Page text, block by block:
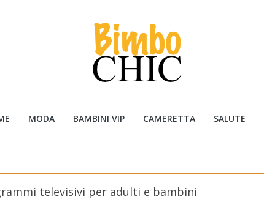
MODA BAMBINI VIP CAMERETTA SALUTE
televisivi per adulti e bambini